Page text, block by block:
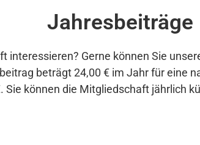
Jahresbeiträge
interessieren? Gerne können Sie
beträgt 24,00 € im Jahr für eine
Sie können die Mitgliedschaft jährlich